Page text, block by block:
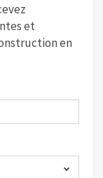
et
en